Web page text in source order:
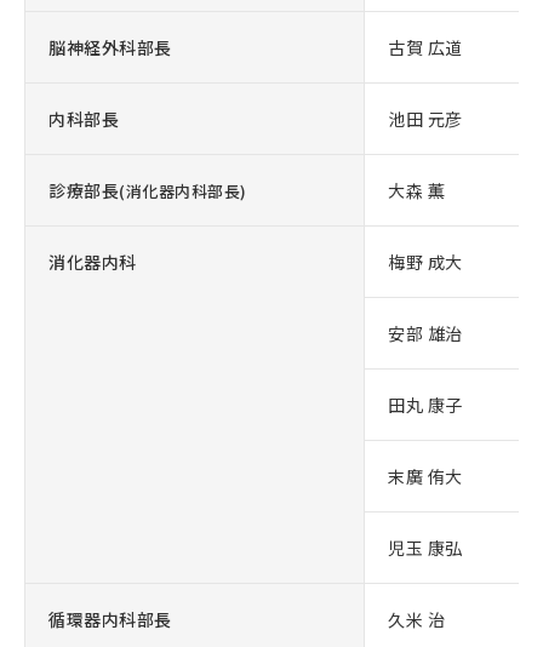
脳神経外科部長 古賀 広道
内科部長 池田 元彦
診療部長(消化器内科部長) 大森 薫
消化器内科 梅野 成大
安部 雄治
田丸 康子
末廣 侑大
児玉 康弘
循環器内科部長 久米 治